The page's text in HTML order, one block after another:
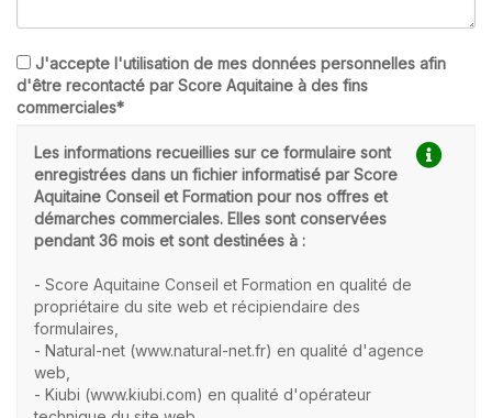
J'accepte l'utilisation de mes données personnelles afin
d'être recontacté par Score Aquitaine à des fins
commerciales*
Les informations recueillies sur ce formulaire sont
enregistrées dans un fichier informatisé par Score
Aquitaine Conseil et Formation pour nos offres et
démarches commerciales. Elles sont conservées
pendant 36 mois et sont destinées à :
- Score Aquitaine Conseil et Formation en qualité de
propriétaire du site web et récipiendaire des
formulaires,
- Natural-net (www.natural-net.fr) en qualité d'agence
web,
- Kiubi (www.kiubi.com) en qualité d'opérateur